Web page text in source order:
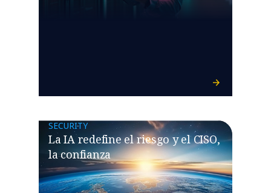
SECURITY
La IA redefine el riesgo y el CISO,
la confianza